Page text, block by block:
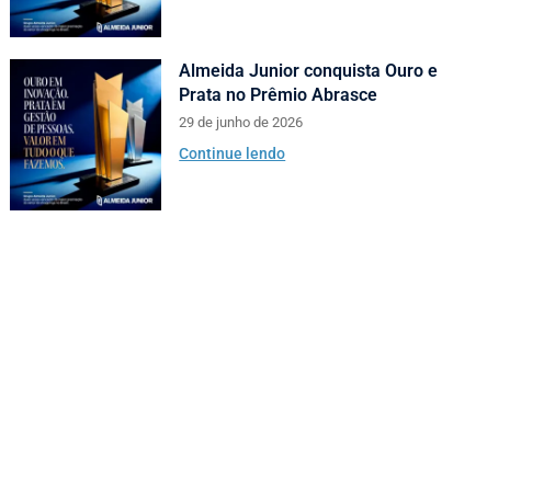
Almeida Junior conquista Ouro e
Prata no Prêmio Abrasce
29 de junho de 2026
Continue lendo